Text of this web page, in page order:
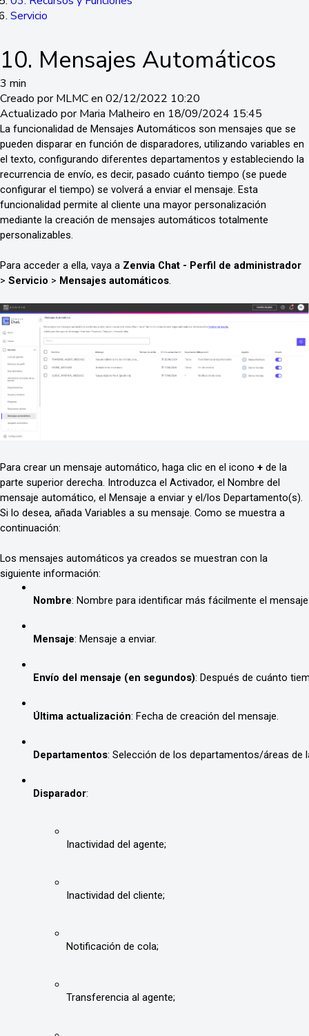
Servicio
10. Mensajes Automáticos
3 min
Creado por MLMC en 02/12/2022 10:20
Actualizado por Maria Malheiro en 18/09/2024 15:45
La funcionalidad de Mensajes Automáticos son mensajes que se
pueden disparar en función de disparadores, utilizando variables en
el texto, configurando diferentes departamentos y estableciendo la
recurrencia de envío, es decir, pasado cuánto tiempo (se puede
configurar el tiempo) se volverá a enviar el mensaje. Esta
funcionalidad permite al cliente una mayor personalización
mediante la creación de mensajes automáticos totalmente
personalizables.
Para acceder a ella, vaya a Zenvia Chat - Perfil de administrador
> Servicio > Mensajes automáticos.
Para crear un mensaje automático, haga clic en el icono + de la
parte superior derecha. Introduzca el Activador, el Nombre del
mensaje automático, el Mensaje a enviar y el/los Departamento(s).
Si lo desea, añada Variables a su mensaje. Como se muestra a
continuación:
Los mensajes automáticos ya creados se muestran con la
siguiente información:
Nombre: Nombre para identificar más fácilmente el
Mensaje: Mensaje a enviar.
Envío del mensaje (en segundos): Después de cuánto
Última actualización: Fecha de creación del mensaje.
Departamentos: Selección de los departamentos/áreas de
Disparador:
Inactividad del agente;
Inactividad del cliente;
Notificación de cola;
Transferencia al agente;